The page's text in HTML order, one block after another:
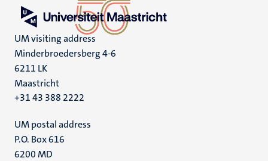
UM visiting address
Minderbroedersberg 4-6
6211 LK
Maastricht
+31 43 388 2222
UM postal address
P.O. Box 616
6200 MD